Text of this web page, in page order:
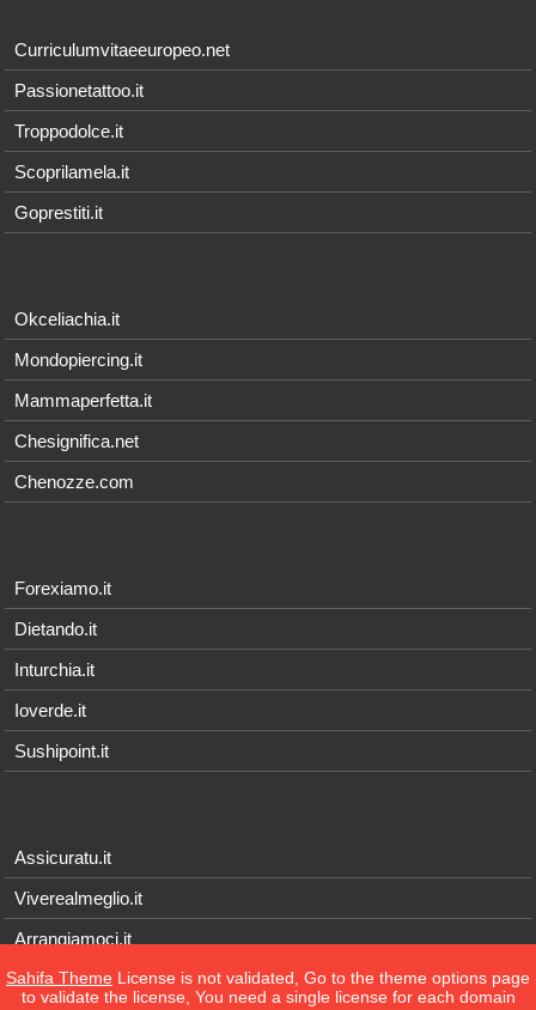
Curriculumvitaeeuropeo.net
Passionetattoo.it
Troppodolce.it
Scoprilamela.it
Goprestiti.it
Okceliachia.it
Mondopiercing.it
Mammaperfetta.it
Chesignifica.net
Chenozze.com
Forexiamo.it
Dietando.it
Inturchia.it
Ioverde.it
Sushipoint.it
Assicuratu.it
Viverealmeglio.it
Arrangiamoci.it
Tecnichef.it
Sahifa Theme License is not validated, Go to the theme options page
to validate the license, You need a single license for each domain